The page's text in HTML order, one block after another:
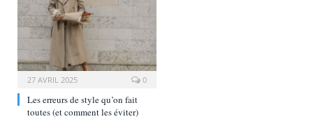
27 AVRIL 2025 0
Les erreurs de style qu’on fait
toutes (et comment les éviter)